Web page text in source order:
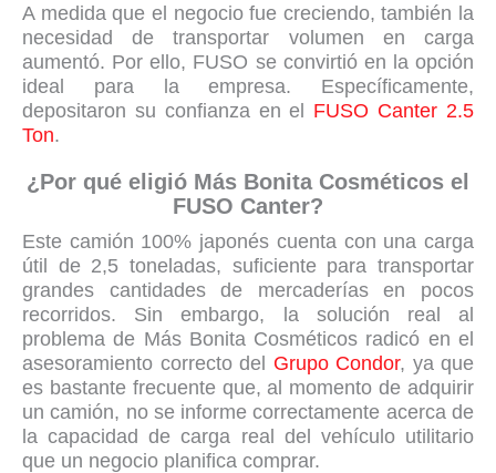
A medida que el negocio fue creciendo, también la
necesidad de transportar volumen en carga
aumentó. Por ello, FUSO se convirtió en la opción
ideal para la empresa. Específicamente,
depositaron su confianza en el FUSO Canter 2.5
Ton.
¿Por qué eligió Más Bonita Cosméticos el
FUSO Canter?
Este camión 100% japonés cuenta con una carga
útil de 2,5 toneladas, suficiente para transportar
grandes cantidades de mercaderías en pocos
recorridos. Sin embargo, la solución real al
problema de Más Bonita Cosméticos radicó en el
asesoramiento correcto del Grupo Condor, ya que
es bastante frecuente que, al momento de adquirir
un camión, no se informe correctamente acerca de
la capacidad de carga real del vehículo utilitario
que un negocio planifica comprar.